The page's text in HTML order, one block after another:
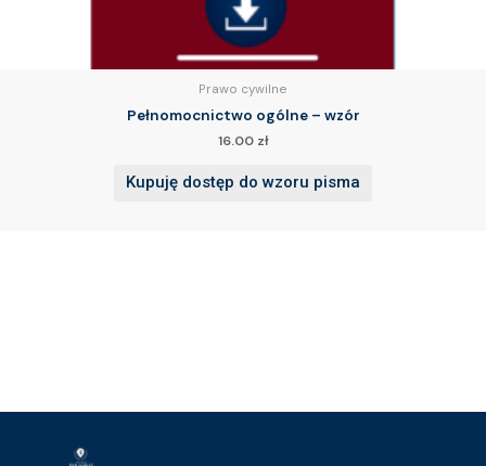
Prawo cywilne
Pełnomocnictwo ogólne – wzór
16.00 zł
Kupuję dostęp do wzoru pisma